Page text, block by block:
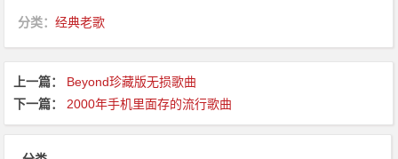
分类：经典老歌
上一篇：
Beyond珍藏版无损歌曲
下一篇：
2000年手机里面存的流行歌曲